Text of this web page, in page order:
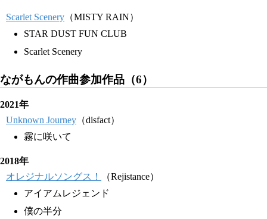
Scarlet Scenery （MISTY RAIN）
STAR DUST FUN CLUB
Scarlet Scenery
ながもんの作曲参加作品（6）
2021年
Unknown Journey （disfact）
霧に咲いて
2018年
オレジナルソングス！
（Rejistance）
アイアムレジェンド
僕の半分